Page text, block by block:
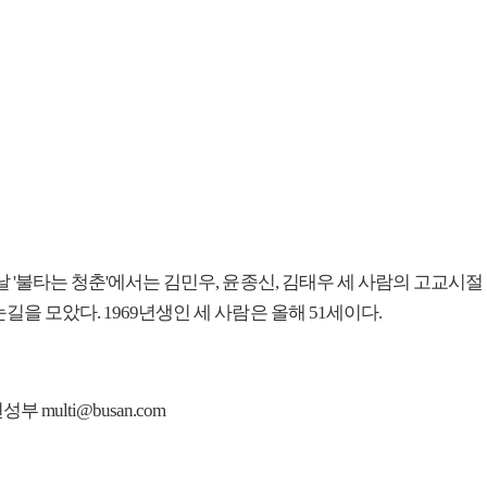
'불타는 청춘'에서는 김민우, 윤종신, 김태우 세 사람의 고교시
길을 모았다. 1969년생인 세 사람은 올해 51세이다.
부 multi@busan.com